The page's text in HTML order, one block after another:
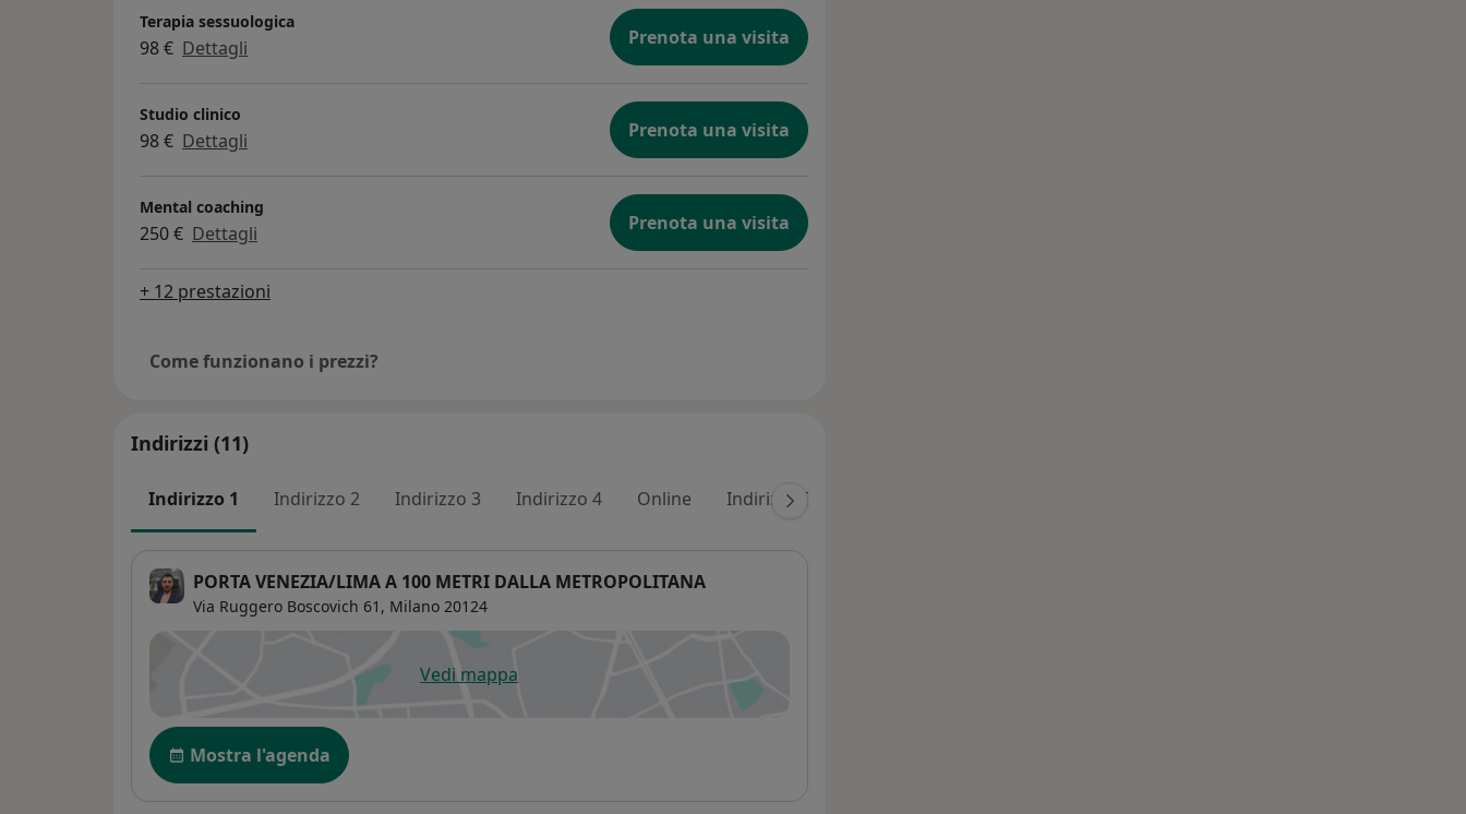
Terapia sessuologica
98 € Dettagli Prenota una visita
Studio clinico
98 € Dettagli Prenota una visita
Mental coaching
250 € Dettagli Prenota una visita
+ 12 prestazioni
Come funzionano i prezzi?
Indirizzi (11)
Indirizzo 1 Indirizzo 2 Indirizzo 3 Indirizzo 4 Online Indirizzo 5
PORTA VENEZIA/LIMA A 100 METRI DALLA METROPOLITANA
Via Ruggero Boscovich 61, Milano 20124
Vedi mappasi apre in una nuova scheda
Disponibilità
Mostra l'agenda